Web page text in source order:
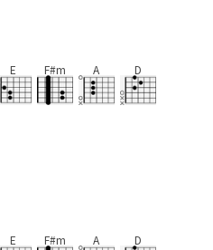
E F#m A D
E F#m A D